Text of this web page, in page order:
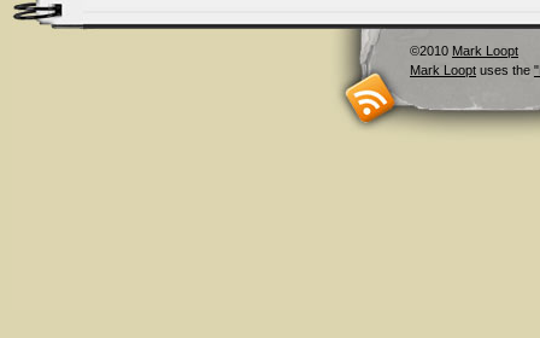
©2010 Mark Loopt
Mark Loopt uses the